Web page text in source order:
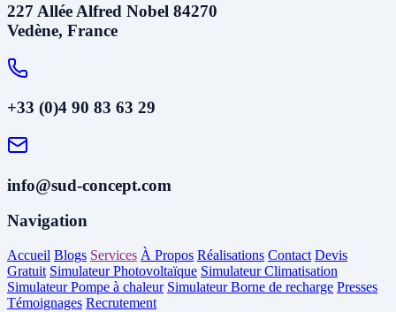
227 Allée Alfred Nobel 84270
Vedène, France
+33 (0)4 90 83 63 29
info@sud-concept.com
Navigation
Accueil Blogs Services À Propos Réalisations Contact Devis
Gratuit Simulateur Photovoltaïque Simulateur Climatisation
Simulateur Pompe à chaleur Simulateur Borne de recharge Presses
Témoignages Recrutement